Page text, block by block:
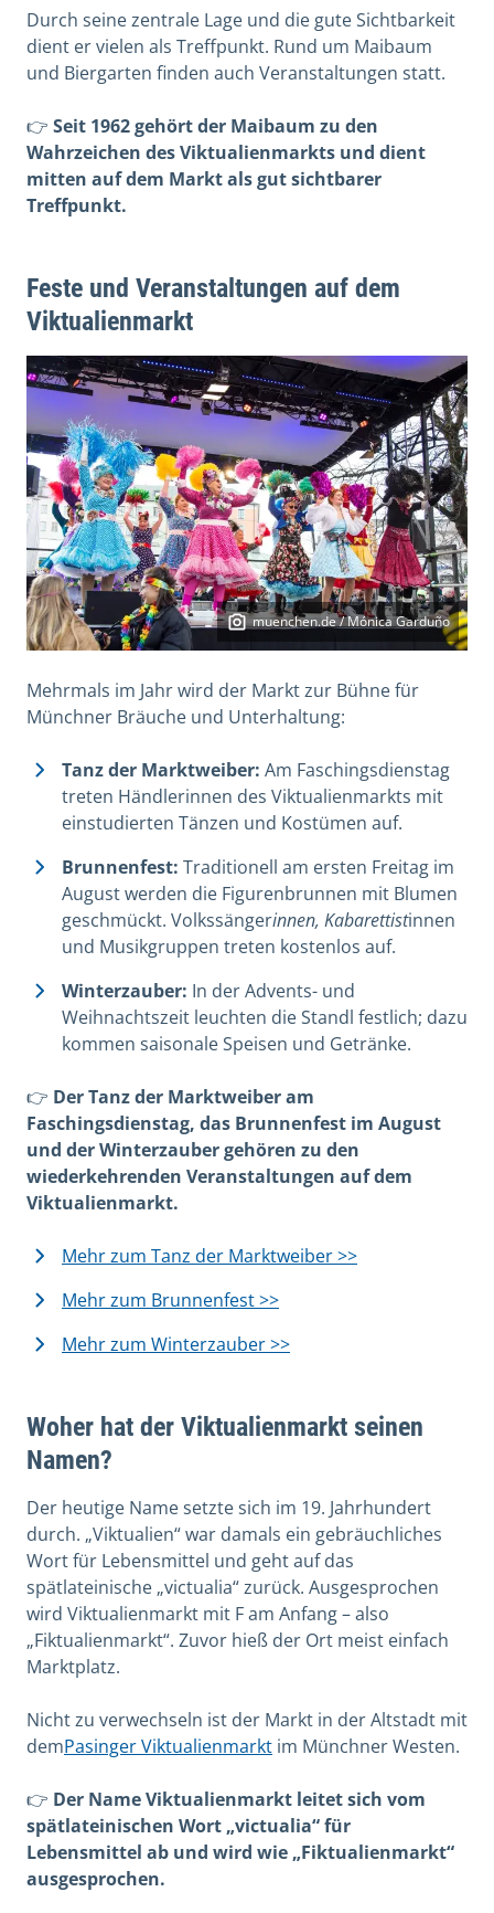
Durch seine zentrale Lage und die gute Sichtbarkeit
dient er vielen als Treffpunkt. Rund um Maibaum
und Biergarten finden auch Veranstaltungen statt.
👉 Seit 1962 gehört der Maibaum zu den
Wahrzeichen des Viktualienmarkts und dient
mitten auf dem Markt als gut sichtbarer
Treffpunkt.
Feste und Veranstaltungen auf dem
Viktualienmarkt
muenchen.de / Mónica Garduño
Mehrmals im Jahr wird der Markt zur Bühne für
Münchner Bräuche und Unterhaltung:
Tanz der Marktweiber: Am Faschingsdienstag
treten Händlerinnen des Viktualienmarkts mit
einstudierten Tänzen und Kostümen auf.
Brunnenfest: Traditionell am ersten Freitag im
August werden die Figurenbrunnen mit Blumen
geschmückt. Volkssängerinnen, Kabarettistinnen
und Musikgruppen treten kostenlos auf.
Winterzauber: In der Advents- und
Weihnachtszeit leuchten die Standl festlich; dazu
kommen saisonale Speisen und Getränke.
👉 Der Tanz der Marktweiber am
Faschingsdienstag, das Brunnenfest im August
und der Winterzauber gehören zu den
wiederkehrenden Veranstaltungen auf dem
Viktualienmarkt.
Mehr zum Tanz der Marktweiber >>
Mehr zum Brunnenfest >>
Mehr zum Winterzauber >>
Woher hat der Viktualienmarkt seinen
Namen?
Der heutige Name setzte sich im 19. Jahrhundert
durch. „Viktualien“ war damals ein gebräuchliches
Wort für Lebensmittel und geht auf das
spätlateinische „victualia“ zurück. Ausgesprochen
wird Viktualienmarkt mit F am Anfang – also
„Fiktualienmarkt“. Zuvor hieß der Ort meist einfach
Marktplatz.
Nicht zu verwechseln ist der Markt in der Altstadt mit
demPasinger Viktualienmarkt im Münchner Westen.
👉 Der Name Viktualienmarkt leitet sich vom
spätlateinischen Wort „victualia“ für
Lebensmittel ab und wird wie „Fiktualienmarkt“
ausgesprochen.